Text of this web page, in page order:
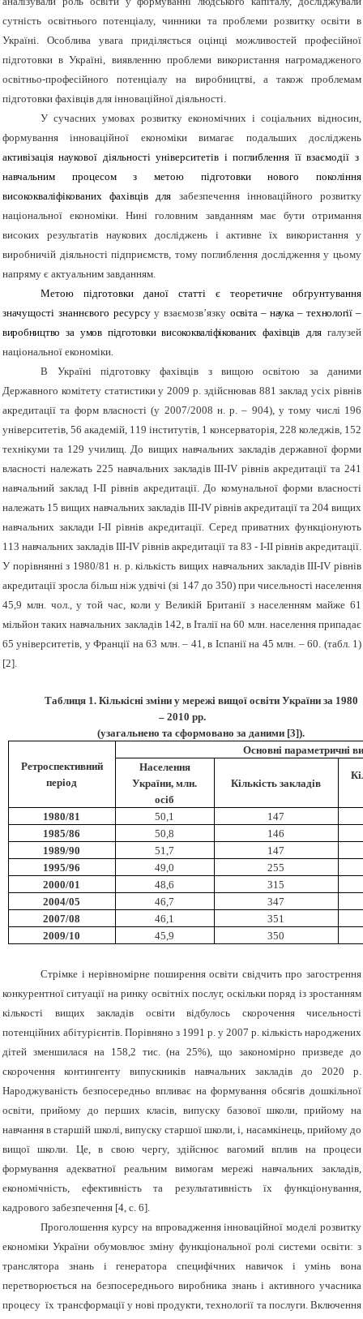
сутність освітнього потенціалу, чинники та проблеми розвитку освіти в
Україні. Особлива увага приділяється оцінці можливостей професійної
підготовки в Україні, виявленню проблеми використання нагромадженого
освітньо-професійного потенціалу на виробництві, а також проблемам
підготовки фахівців для інноваційної діяльності.
У сучасних умовах розвитку економічних і соціальних відносин,
формування інноваційної економіки вимагає подальших досліджень
активізація наукової діяльності університетів і поглиблення її взаємодії з
навчальним процесом з метою підготовки нового покоління
висококваліфікованих фахівців для забезпечення інноваційного розвитку
національної економіки. Нині головним завданням має бути отримання
високих результатів наукових досліджень і активне їх використання у
виробничій діяльності підприємств, тому поглиблення дослідження у цьому
напряму є актуальним завданням.
Метою підготовки даної статті є теоретичне обґрунтування
значущості знаннєвого ресурсуу взаємозв’язку освіта – наука – технології –
виробництво за умов підготовки висококваліфікованих фахівців длягалузей
національної економіки.
В Україні підготовку фахівців з вищою освітою за даними
Державного комітету статистики у 2009 р. здійснював 881заклад усіх рівнів
акредитації та форм власності(у 2007/2008 н. р. – 904),у тому числі 196
університетів, 56 академій, 119 інститутів, 1 консерваторія, 228 коледжів, 152
технікуми та 129 училищ. До вищих навчальних закладів державної форми
власності належать 225 навчальних закладів ІІІ-IV рівнів акредитації та 241
навчальний заклад І-ІІ рівнів акредитації. До комунальної форми власності
належать 15 вищих навчальних закладів ІІІ-IV рівнів акредитації та 204 вищих
навчальних заклади І-ІІ рівнів акредитації. Серед приватних функціонують
113 навчальних закладів ІІІ-ІV рівнів акредитації та 83 - І-ІІ рівнів акредитації.
У порівнянні з 1980/81 н. р. кількість вищих навчальних закладівІІІ-ІV рівнів
акредитаціїзросла більш ніж удвічі (зі 147 до 350) при чисельності населення
45,9 млн. чол., у той час, коли у Великій Британії з населенням майже 61
мільйон таких навчальних закладів 142, в Італії на 60 млн. населення припадає
65 університетів, у Франції на 63 млн. – 41, в Іспанії на 45 млн. – 60. (табл. 1)
[2].
Таблиця 1. Кількісні зміни у мережі вищої освіти України за 1980
– 2010 рр.
(узагальнено та сформовано за даними [3]).
Ретроспективний
період
Основні параметричні
Населення
України, млн.
осіб
Кількість закладів
1980/81 50,1
147
1985/86
50,8
146
1989/90
51,7
147
1995/96
49,0
255
2000/01
48,6
315
2004/05
46,7
347
2007/08
46,1
351
2009/10
45,9 350
Стрімке і нерівномірне поширення освіти свідчить про загострення
конкурентної ситуації на ринку освітніх послуг, оскільки поряд із зростанням
кількості вищих закладів освіти відбулось скорочення чисельності
потенційних абітурієнтів. Порівняно з 1991 р. у 2007 р. кількість народжених
дітей зменшилася на 158,2 тис. (на 25%), що закономірно призведе до
скорочення контингенту випускників навчальних закладів до 2020 р.
Народжуваність безпосередньо впливає на формування обсягів дошкільної
освіти, прийому до перших класів, випуску базової школи, прийому на
навчання в старшій школі, випуску старшої школи, і, насамкінець, прийому до
вищої школи. Це, в свою чергу, здійснює вагомий вплив на процеси
формування адекватної реальним вимогам мережі навчальних закладів,
економічність, ефективність та результативність їх функціонування,
кадрового забезпечення [4, с. 6].
Проголошення курсу на впровадження інноваційної моделі розвитку
економіки України обумовлює зміну функціональної ролі системи освіти: з
транслятора знань і генератора специфічних навичок і умінь вона
перетворюється на безпосереднього виробника знань і активного учасника
процесу їх трансформації у нові продукти, технології та послуги. Включення